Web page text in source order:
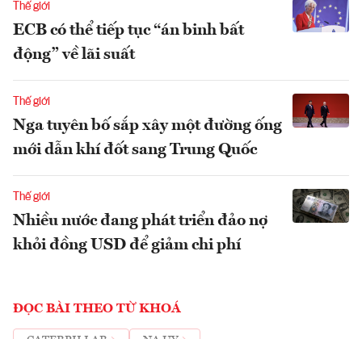
Thế giới
ECB có thể tiếp tục “án binh bất
động” về lãi suất
Thế giới
Nga tuyên bố sắp xây một đường ống
mới dẫn khí đốt sang Trung Quốc
Thế giới
Nhiều nước đang phát triển đảo nợ
khỏi đồng USD để giảm chi phí
ĐỌC BÀI THEO TỪ KHOÁ